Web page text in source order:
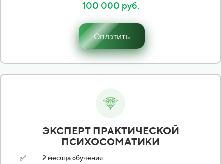
100 000 руб.
Оплатить
ЭКСПЕРТ ПРАКТИЧЕСКОЙ
ПСИХОСОМАТИКИ
✅ 2 месяца обучения